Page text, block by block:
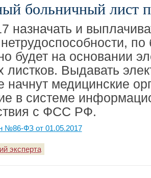
больничный лист
назначать и
будет на основании
листков. Выдавать
начнут медицинские
в системе
с ФСС РФ.
№86-ФЗ от 01.05.2017
эксперта